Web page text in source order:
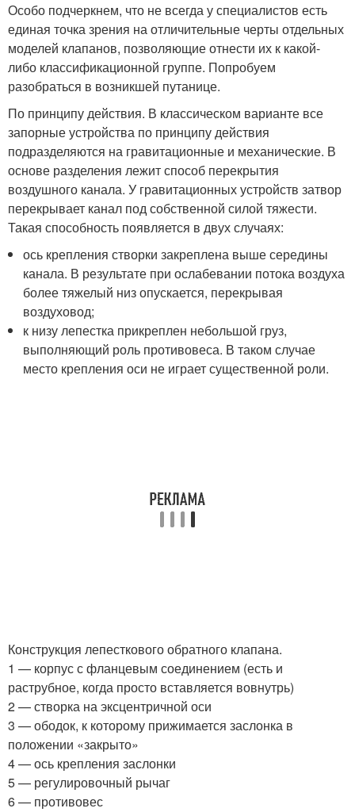
Особо подчеркнем, что не всегда у специалистов есть
единая точка зрения на отличительные черты отдельных
моделей клапанов, позволяющие отнести их к какой-
либо классификационной группе. Попробуем
разобраться в возникшей путанице.
По принципу действия. В классическом варианте все
запорные устройства по принципу действия
подразделяются на гравитационные и механические. В
основе разделения лежит способ перекрытия
воздушного канала. У гравитационных устройств затвор
перекрывает канал под собственной силой тяжести.
Такая способность появляется в двух случаях:
ось крепления створки закреплена выше середины
канала. В результате при ослабевании потока воздуха
более тяжелый низ опускается, перекрывая
воздуховод;
к низу лепестка прикреплен небольшой груз,
выполняющий роль противовеса. В таком случае
место крепления оси не играет существенной роли.
Конструкция лепесткового обратного клапана.
1 — корпус с фланцевым соединением (есть и
раструбное, когда просто вставляется вовнутрь)
2 — створка на эксцентричной оси
3 — ободок, к которому прижимается заслонка в
положении «закрыто»
4 — ось крепления заслонки
5 — регулировочный рычаг
6 — противовес